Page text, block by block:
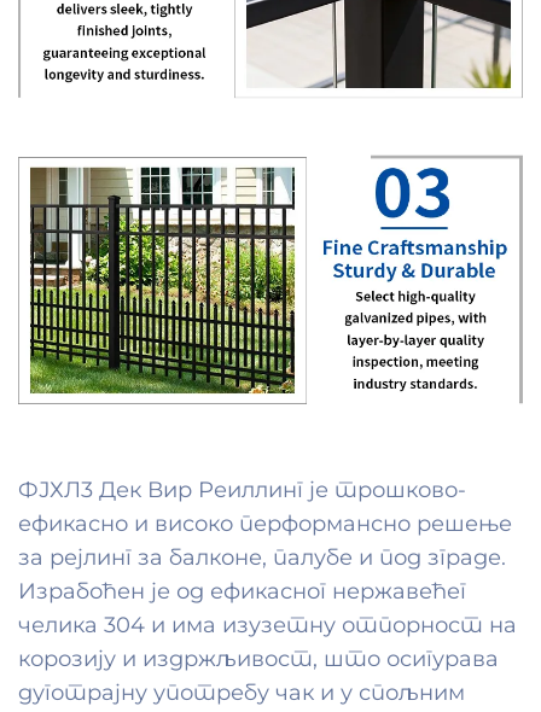
ФЈХЛ3 Дек Вир Реиллинг је трошково-
ефикасно и високо перформансно решење
за рејлинг за балконе, палубе и под зграде.
Израбоћен је од ефикасног нержавећег
челика 304 и има изузетну отпорност на
корозију и издржљивост, што осигурава
дуготрајну употребу чак и у спољним